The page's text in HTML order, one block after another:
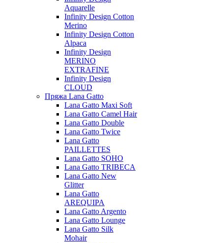
Aquarelle
Infinity Design Cotton
Merino
Infinity Design Cotton
Alpaca
Infinity Design
MERINO
EXTRAFINE
Infinity Design
CLOUD
Пряжа Lana Gatto
Lana Gatto Maxi Soft
Lana Gatto Camel Hair
Lana Gatto Double
Lana Gatto Twice
Lana Gatto
PAILLETTES
Lana Gatto SOHO
Lana Gatto TRIBECA
Lana Gatto New
Glitter
Lana Gatto
AREQUIPA
Lana Gatto Argento
Lana Gatto Lounge
Lana Gatto Silk
Mohair